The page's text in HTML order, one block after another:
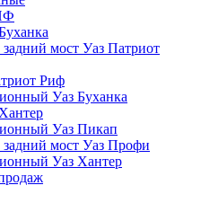
мост Уаз Патриот
Риф
Уаз Буханка
Уаз Пикап
мост Уаз Профи
Уаз Хантер